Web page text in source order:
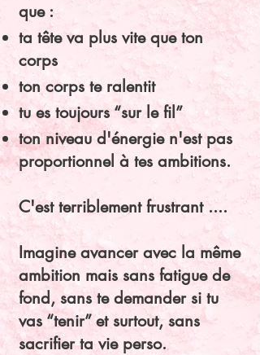
que :
ta tête va plus vite que ton
corps
ton corps te ralentit
tu es toujours “sur le fil”
ton niveau d'énergie n'est pas
proportionnel à tes ambitions.
C'est terriblement frustrant ....
Imagine avancer avec la même
ambition mais sans fatigue de
fond, sans te demander si tu
vas “tenir” et surtout, sans
sacrifier ta vie perso.